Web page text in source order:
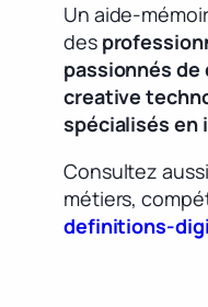
Un aide-
des
passionnés de
creative
spécialisés
Consultez
métiers,
definitions-